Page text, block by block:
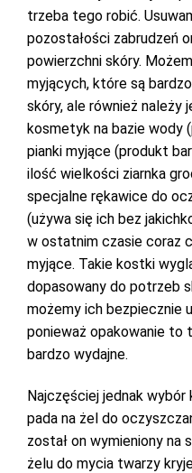
trzeba tego robić.
pozostałości zabrudzeń
powierzchni skóry.
myjących, które są
skóry, ale również należy
kosmetyk na bazie wody
pianki myjące (produkt
ilość wielkości ziarnka
specjalne rękawice do
(używa się ich bez
w ostatnim czasie coraz
myjące. Takie kostki
dopasowany do potrzeb
możemy ich bezpiecznie
ponieważ opakowanie to
bardzo wydajne.
Najczęściej jednak
pada na żel do
został on wymieniony na
żelu do mycia twarzy